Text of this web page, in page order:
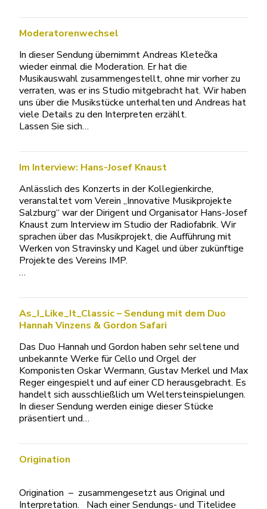
Moderatorenwechsel
In dieser Sendung übernimmt Andreas Kletečka
wieder einmal die Moderation. Er hat die
Musikauswahl zusammengestellt, ohne mir vorher zu
verraten, was er ins Studio mitgebracht hat. Wir haben
uns über die Musikstücke unterhalten und Andreas hat
viele Details zu den Interpreten erzählt.
Lassen Sie sich…
Im Interview: Hans-Josef Knaust
Anlässlich des Konzerts in der Kollegienkirche,
veranstaltet vom Verein „Innovative Musikprojekte
Salzburg“ war der Dirigent und Organisator Hans-Josef
Knaust zum Interview im Studio der Radiofabrik. Wir
sprachen über das Musikprojekt, die Aufführung mit
Werken von Stravinsky und Kagel und über zukünftige
Projekte des Vereins IMP.
…
As_I_Like_It_Classic – Sendung mit dem Duo
Hannah Vinzens & Gordon Safari
Das Duo Hannah und Gordon haben sehr seltene und
unbekannte Werke für Cello und Orgel der
Komponisten Oskar Wermann, Gustav Merkel und Max
Reger eingespielt und auf einer CD herausgebracht. Es
handelt sich ausschließlich um Weltersteinspielungen.
In dieser Sendung werden einige dieser Stücke
präsentiert und…
Origination
Origination – zusammengesetzt aus Original und
Interpretation. Nach einer Sendungs- und Titelidee